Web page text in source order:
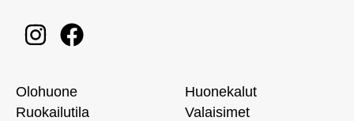
Olohuone
Ruokailutila
Huonekalut
Valaisimet